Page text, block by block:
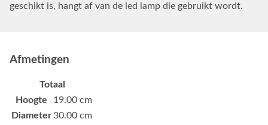
geschikt is, hangt af van de led lamp die gebruikt wordt.
Afmetingen
Totaal
Hoogte
19.00 cm
Diameter 30.00 cm